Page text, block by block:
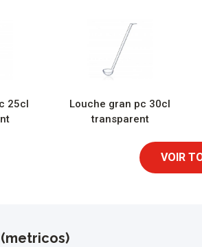
25cl
Louche gran pc 30cl
transparent
VOIR